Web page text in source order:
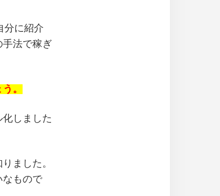
分に紹介
法で稼ぎ
。
しました
ました。
なもので